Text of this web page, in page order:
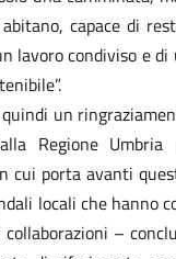
capace di
lavoro condiviso e
quindi un
Regione Umbria
cui porta avanti
locali che hanno
–